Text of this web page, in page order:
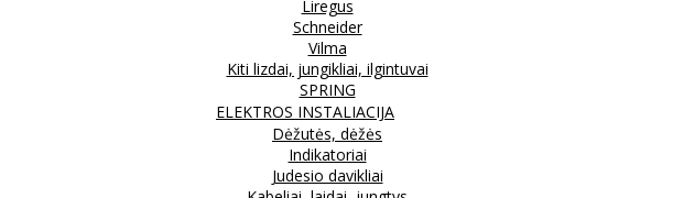
Liregus
Schneider
Vilma
Kiti lizdai, jungikliai, ilgintuvai
SPRING
ELEKTROS INSTALIACIJA
Dėžutės, dėžės
Indikatoriai
Judesio davikliai